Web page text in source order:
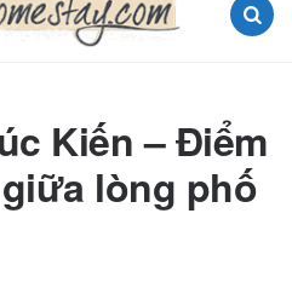
Kiến – Điểm
lòng phố